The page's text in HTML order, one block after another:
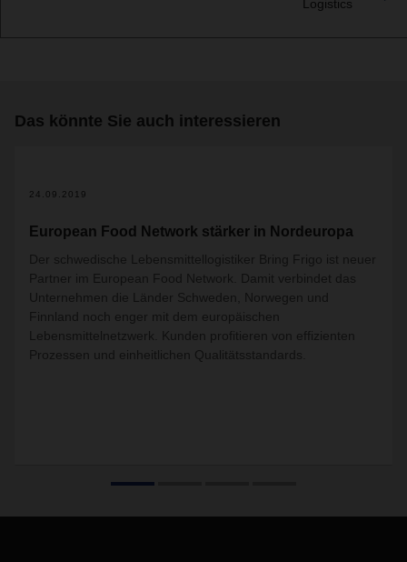
Logistics
Das könnte Sie auch interessieren
24.09.2019
European Food Network stärker in Nordeuropa
Der schwedische Lebensmittellogistiker Bring Frigo ist neuer
Partner im European Food Network. Damit verbindet das
Unternehmen die Länder Schweden, Norwegen und
Finnland noch enger mit dem europäischen
Lebensmittelnetzwerk. Kunden profitieren von effizienten
Prozessen und einheitlichen Qualitätsstandards.